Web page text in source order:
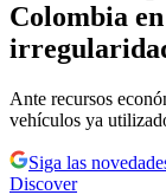
Colombia
Ante recursos
vehículos ya
Siga las
Discover